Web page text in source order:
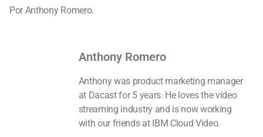
Por Anthony Romero.
Anthony Romero
Anthony was product marketing manager
at Dacast for 5 years. He loves the video
streaming industry and is now working
with our friends at IBM Cloud Video.